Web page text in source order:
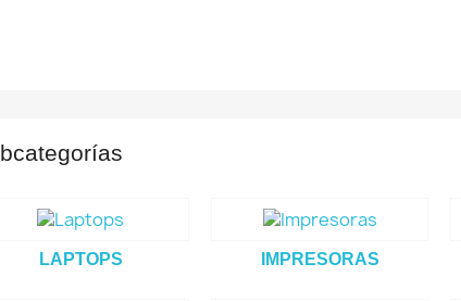
LAPTOPS IMPRESORAS